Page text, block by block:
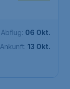
Abflug: 06 Okt.
Ankunft: 13 Okt.